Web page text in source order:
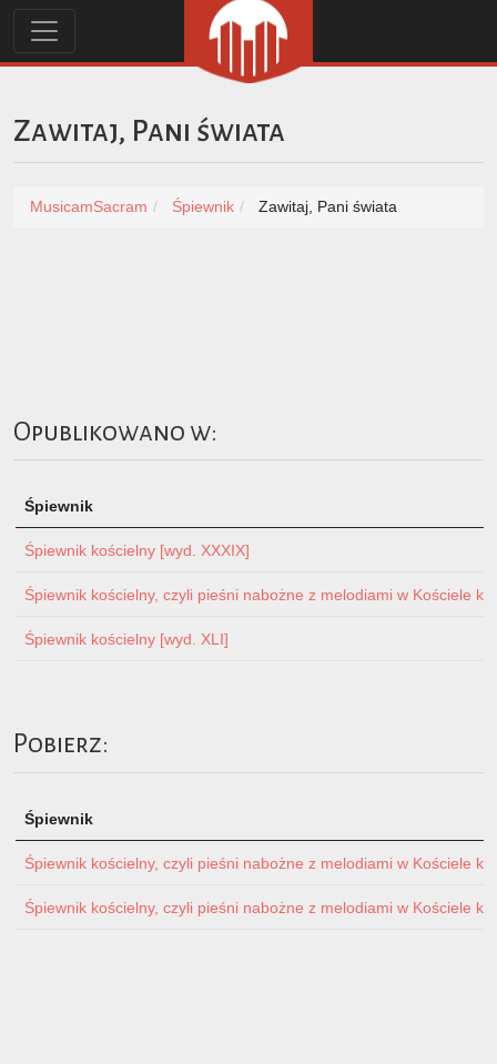
Zawitaj, Pani świata
MusicamSacram Śpiewnik Zawitaj, Pani świata
Opublikowano w:
Śpiewnik
Śpiewnik kościelny [wyd. XXXIX]
Śpiewnik kościelny, czyli pieśni nabożne z melodiami w Kościele
Śpiewnik kościelny [wyd. XLI]
Pobierz:
Śpiewnik
Śpiewnik kościelny, czyli pieśni nabożne z melodiami w Kościele
Śpiewnik kościelny, czyli pieśni nabożne z melodiami w Kościele